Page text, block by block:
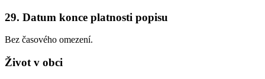
29. Datum konce platnosti popisu
Bez časového omezení.
Život v obci